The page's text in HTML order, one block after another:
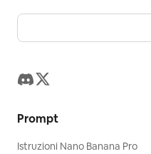
Prompt
Istruzioni Nano Banana Pro